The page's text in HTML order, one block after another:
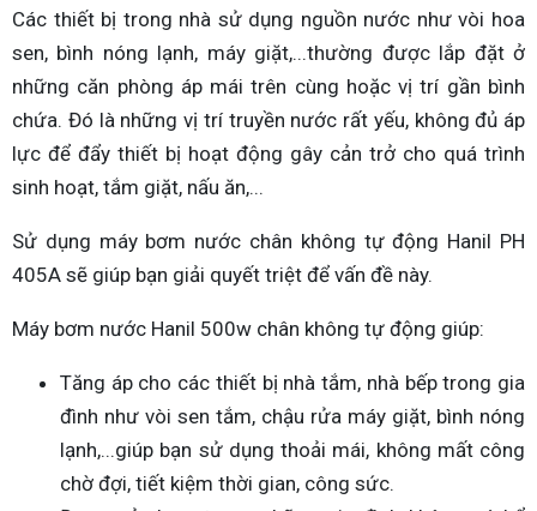
Các thiết bị trong nhà sử dụng nguồn nước như vòi hoa
sen, bình nóng lạnh, máy giặt,...thường được lắp đặt ở
những căn phòng áp mái trên cùng hoặc vị trí gần bình
chứa. Đó là những vị trí truyền nước rất yếu, không đủ áp
lực để đẩy thiết bị hoạt động gây cản trở cho quá trình
sinh hoạt, tắm giặt, nấu ăn,...
Sử dụng máy bơm nước chân không tự động Hanil PH
405A sẽ giúp bạn giải quyết triệt để vấn đề này.
Máy bơm nước Hanil 500w chân không tự động giúp:
Tăng áp cho các thiết bị nhà tắm, nhà bếp trong gia
đình như vòi sen tắm, chậu rửa máy giặt, bình nóng
lạnh,...giúp bạn sử dụng thoải mái, không mất công
chờ đợi, tiết kiệm thời gian, công sức.